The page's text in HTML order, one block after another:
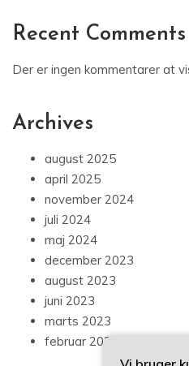
Recent Comments
Der er ingen kommentarer at
Archives
august 2025
april 2025
november 2024
juli 2024
maj 2024
december 2023
august 2023
juni 2023
marts 2023
februar 2023